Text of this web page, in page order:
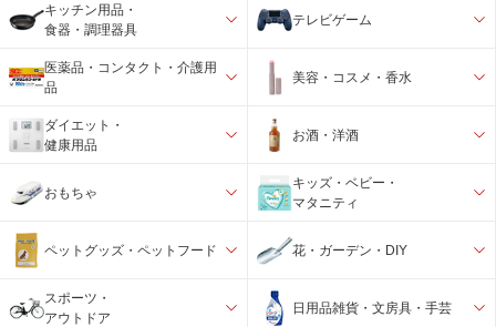
キッチン用品・
食器・調理器具
テレビゲーム
医薬品・コンタクト・介護用
品
美容・コスメ・香水
ダイエット・
健康用品
お酒・洋酒
おもちゃ
キッズ・ベビー・
マタニティ
ペットグッズ・ペットフード 花・ガーデン・DIY
スポーツ・
アウトドア
日用品雑貨・文房具・手芸